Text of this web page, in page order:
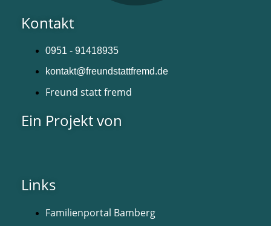
Kontakt
0951 - 91418935
kontakt@freundstattfremd.de
Freund statt fremd
Ein Projekt von
Links
Familienportal Bamberg